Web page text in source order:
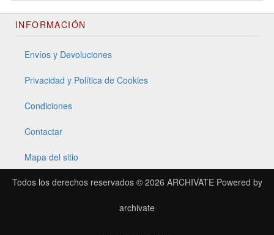
INFORMACIÓN
Envíos y Devoluciones
Privacidad y Política de Cookies
Condiciones
Contactar
Mapa del sitio
Todos los derechos reservados © 2026 ARCHIVATEPowered by
archivate